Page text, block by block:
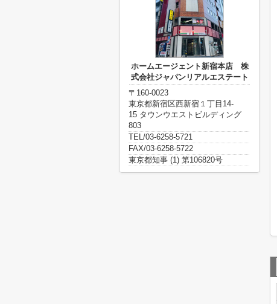
ホームエージェント新宿本店 株
式会社ジャパンリアルエステート
〒160-0023
東京都新宿区西新宿１丁目14-
15 タウンウエストビルディング
803
TEL/03-6258-5721
FAX/03-6258-5722
東京都知事 (1) 第106820号